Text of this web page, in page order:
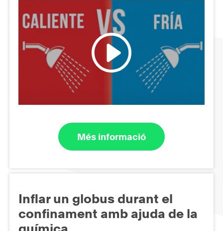
Més informació
Inflar un globus durant el
confinament amb ajuda de la